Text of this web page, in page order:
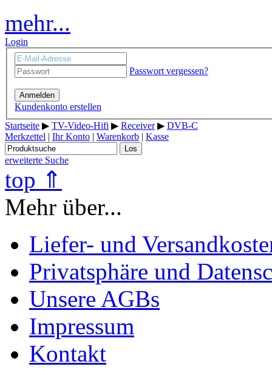
mehr...
Login
Passwort vergessen?
Anmelden
Kundenkonto erstellen
Startseite ▶ TV-Video-Hifi ▶ Receiver▶ DVB-C
Merkzettel | Ihr Konto | Warenkorb | Kasse
Los
erweiterte Suche
top ⇑
Mehr über...
Liefer- und
Privatsphäre und
Unsere AGBs
Impressum
Kontakt